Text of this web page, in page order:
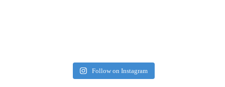
Follow on Instagram